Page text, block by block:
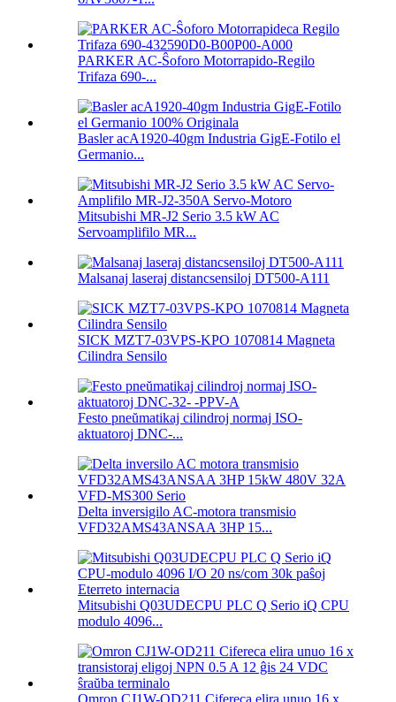
PARKER AC-Ŝoforo Motorrapido-Regilo
Trifaza 690-...
Basler acA1920-40gm Industria GigE-Fotilo el
Germanio...
Mitsubishi MR-J2 Serio 3.5 kW AC
Servoamplifilo MR...
Malsanaj laseraj distancsensiloj DT500-A111
SICK MZT7-03VPS-KPO 1070814 Magneta
Cilindra Sensilo
Festo pneŭmatikaj cilindroj normaj ISO-
aktuatoroj DNC-...
Delta inversigilo AC-motora transmisio
VFD32AMS43ANSAA 3HP 15...
Mitsubishi Q03UDECPU PLC Q Serio iQ CPU
modulo 4096...